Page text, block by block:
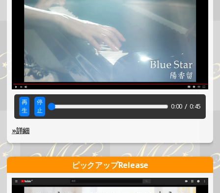
再
生
停
止
0:00 / 0:45
»詳細
ピックアップRelease